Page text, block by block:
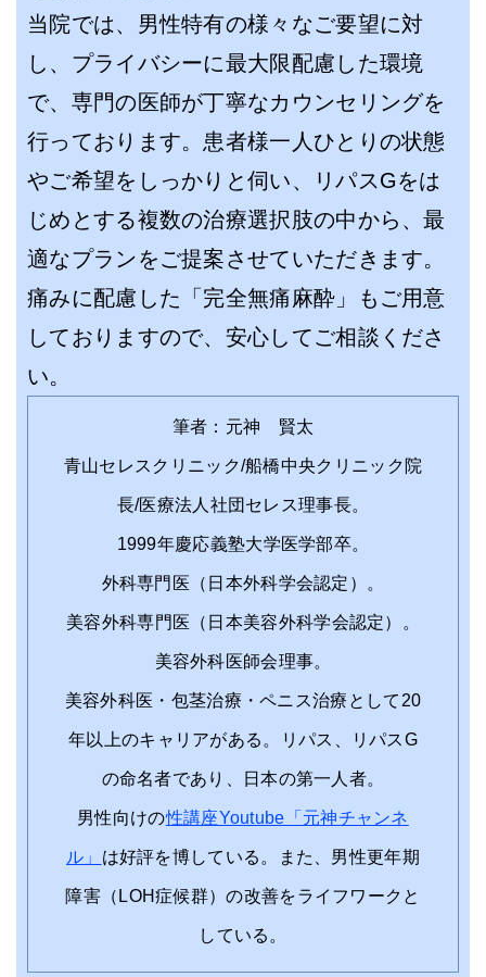
当院では、男性特有の様々なご要望に対
し、プライバシーに最大限配慮した環境
で、専門の医師が丁寧なカウンセリングを
行っております。患者様一人ひとりの状態
やご希望をしっかりと伺い、リパスGをは
じめとする複数の治療選択肢の中から、最
適なプランをご提案させていただきます。
痛みに配慮した「完全無痛麻酔」もご用意
しておりますので、安心してご相談くださ
い。
筆者：元神 賢太
青山セレスクリニック/船橋中央クリニック院
長/医療法人社団セレス理事長。
1999年慶応義塾大学医学部卒。
外科専門医（日本外科学会認定）。
美容外科専門医（日本美容外科学会認定）。
美容外科医師会理事。
美容外科医・包茎治療・ペニス治療として20
年以上のキャリアがある。リパス、リパスG
の命名者であり、日本の第一人者。
男性向けの性講座Youtube「元神チャンネ
ル」 は好評を博している。また、男性更年期
障害（LOH症候群）の改善をライフワークと
している。